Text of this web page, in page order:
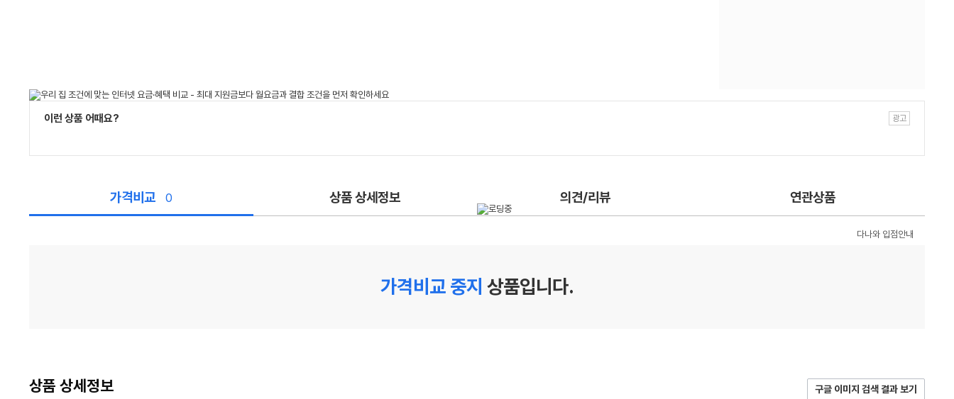
이런 상품 어때요?
가격비교 0 상품 상세정보 의견/리뷰 연관상품
다나와 입점안내
가격비교 중지 상품입니다.
상품 상세정보 구글 이미지 검색 결과 보기